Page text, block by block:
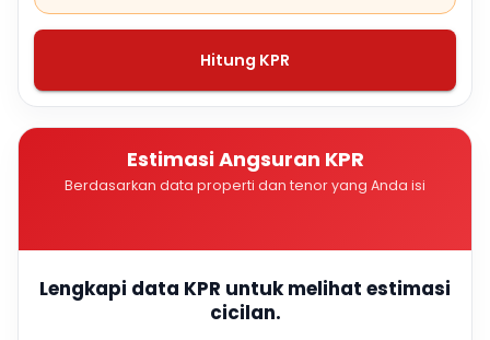
Hitung KPR
Estimasi Angsuran KPR
Berdasarkan data properti dan tenor yang Anda isi
Lengkapi data KPR untuk melihat estimasi
cicilan.